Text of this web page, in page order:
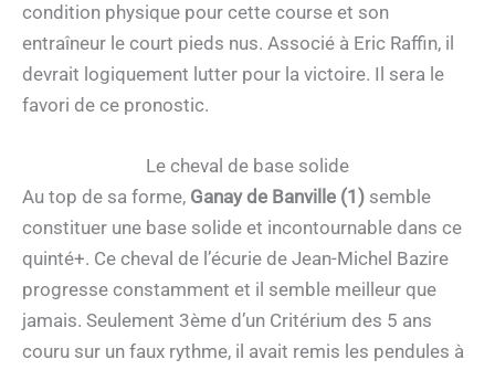
condition physique pour cette course et son
entraîneur le court pieds nus. Associé à Eric Raffin, il
devrait logiquement lutter pour la victoire. Il sera le
favori de ce pronostic.
Le cheval de base solide
Au top de sa forme, Ganay de Banville (1) semble
constituer une base solide et incontournable dans ce
quinté+. Ce cheval de l’écurie de Jean-Michel Bazire
progresse constamment et il semble meilleur que
jamais. Seulement 3ème d’un Critérium des 5 ans
couru sur un faux rythme, il avait remis les pendules à